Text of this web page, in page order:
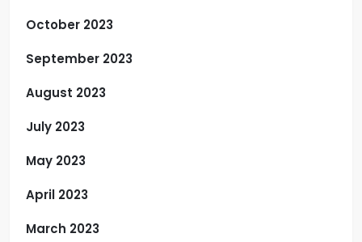
October 2023
September 2023
August 2023
July 2023
May 2023
April 2023
March 2023